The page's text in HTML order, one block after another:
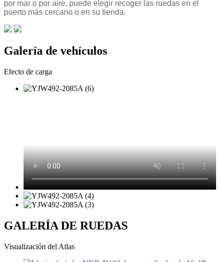
por mar o por aire, puede elegir recoger las ruedas en el
puerto más cercano o en su tienda.
Galería de vehículos
Efecto de carga
GALERÍA DE RUEDAS
Visualización del Atlas